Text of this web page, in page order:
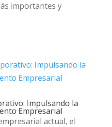
importantes y
Impulsando la
Empresarial
actual, el